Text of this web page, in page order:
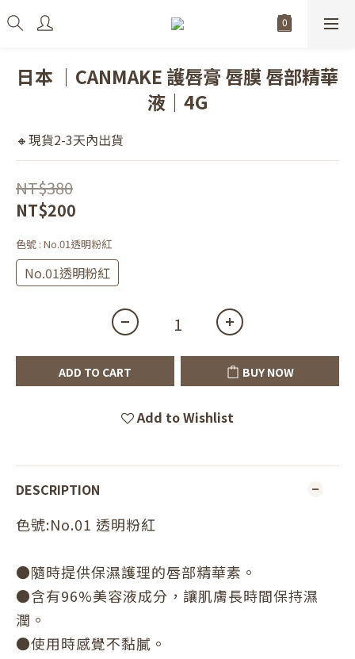
日本 ｜CANMAKE 護唇膏 唇膜 唇部精華
液｜4G
🔸現貨2-3天內出貨
NT$380
NT$200
色號 : No.01透明粉紅
No.01透明粉紅
ADD TO CART BUY NOW
Add to Wishlist
DESCRIPTION
色號:No.01 透明粉紅
●隨時提供保濕護理的唇部精華素。
●含有96%美容液成分，讓肌膚長時間保持濕
潤。
●使用時感覺不黏膩。